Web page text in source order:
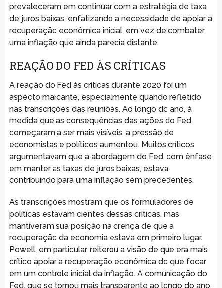
prevaleceram em continuar com a estratégia de taxa
de juros baixas, enfatizando a necessidade de apoiar a
recuperação econômica inicial, em vez de combater
uma inflação que ainda parecia distante.
REAÇÃO DO FED ÀS CRÍTICAS
A reação do Fed às críticas durante 2020 foi um
aspecto marcante, especialmente quando refletido
nas transcrições das reuniões. Ao longo do ano, à
medida que as consequências das ações do Fed
começaram a ser mais visíveis, a pressão de
economistas e políticos aumentou. Muitos críticos
argumentavam que a abordagem do Fed, com ênfase
em manter as taxas de juros baixas, estava
contribuindo para uma inflação sem precedentes.
As transcrições mostram que os formuladores de
políticas estavam cientes dessas críticas, mas
mantiveram sua posição na crença de que a
recuperação da economia estava em primeiro lugar.
Powell, em particular, reiterou a visão de que era mais
crítico apoiar a recuperação econômica do que focar
em um controle inicial da inflação. A comunicação do
Fed, que se tornou mais transparente ao longo do ano,